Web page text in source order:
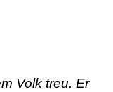
Volk treu. Er